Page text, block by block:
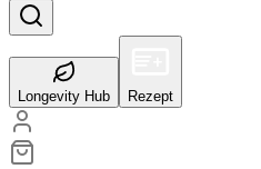
Longevity Hub Rezept